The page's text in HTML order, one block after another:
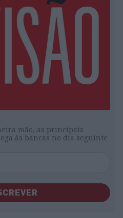
mão, as principais
às bancas no dia seguinte